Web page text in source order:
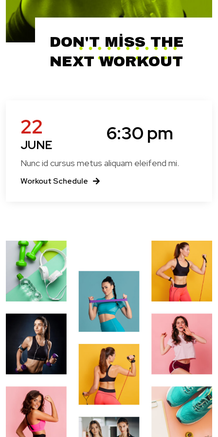
DON'T MISS THE
NEXT WORKOUT
22
JUNE 6:30 pm
Nunc id cursus metus aliquam eleifend mi.
Workout Schedule